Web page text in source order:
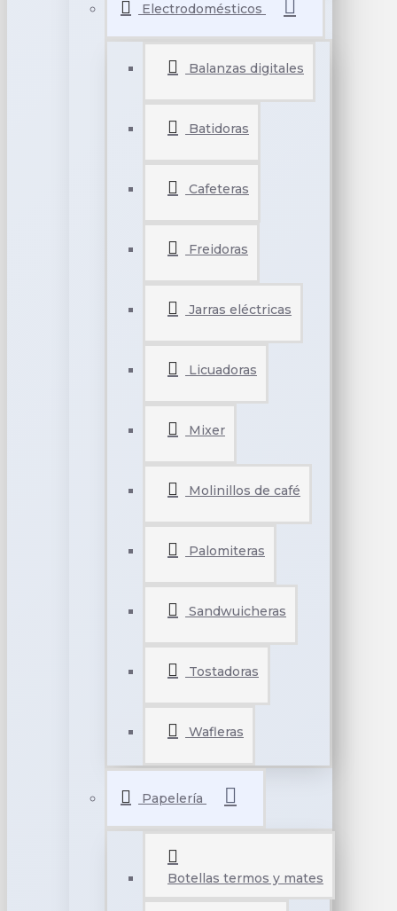
Electrodomésticos
Balanzas digitales
Batidoras
Cafeteras
Freidoras
Jarras eléctricas
Licuadoras
Mixer
Molinillos de café
Palomiteras
Sandwuicheras
Tostadoras
Wafleras
Papelería
Botellas termos y mates